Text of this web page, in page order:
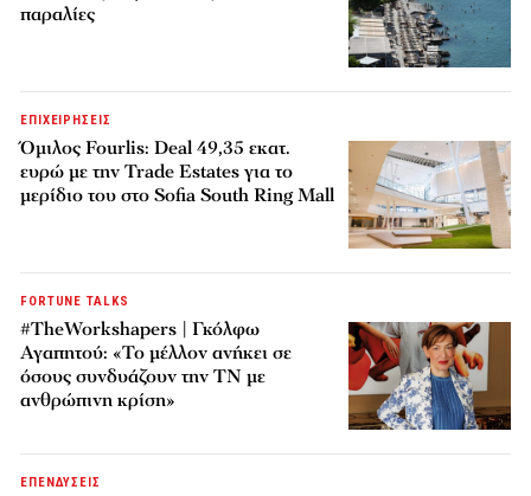
παραλίες
ΕΠΙΧΕΙΡΗΣΕΙΣ
Όμιλος Fourlis: Deal 49,35 εκατ.
ευρώ με την Trade Estates για το
μερίδιο του στο Sofia South Ring Mall
FORTUNE TALKS
#TheWorkshapers | Γκόλφω
Αγαπητού: «Το μέλλον ανήκει σε
όσους συνδυάζουν την ΤΝ με
ανθρώπινη κρίση»
ΕΠΕΝΔΥΣΕΙΣ